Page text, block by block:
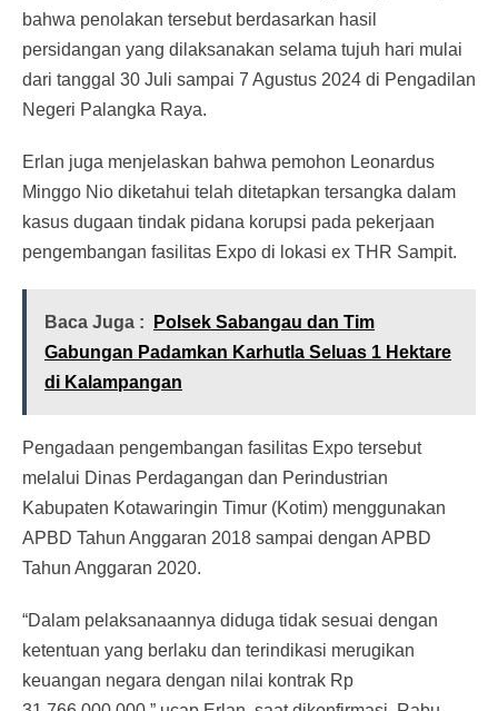
bahwa penolakan tersebut berdasarkan hasil
persidangan yang dilaksanakan selama tujuh hari mulai
dari tanggal 30 Juli sampai 7 Agustus 2024 di Pengadilan
Negeri Palangka Raya.
Erlan juga menjelaskan bahwa pemohon Leonardus
Minggo Nio diketahui telah ditetapkan tersangka dalam
kasus dugaan tindak pidana korupsi pada pekerjaan
pengembangan fasilitas Expo di lokasi ex THR Sampit.
Baca Juga :
Polsek Sabangau dan Tim
Gabungan Padamkan Karhutla Seluas 1 Hektare
di Kalampangan
Pengadaan pengembangan fasilitas Expo tersebut
melalui Dinas Perdagangan dan Perindustrian
Kabupaten Kotawaringin Timur (Kotim) menggunakan
APBD Tahun Anggaran 2018 sampai dengan APBD
Tahun Anggaran 2020.
“Dalam pelaksanaannya diduga tidak sesuai dengan
ketentuan yang berlaku dan terindikasi merugikan
keuangan negara dengan nilai kontrak Rp